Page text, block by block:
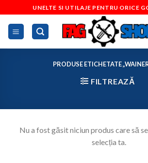
to
content
UNELTE SI UTILAJE PENTRU ORICE
PRODUSE ETICHETATE
FILTREAZĂ
Nu a fost găsit niciun produs care să
selecția ta.